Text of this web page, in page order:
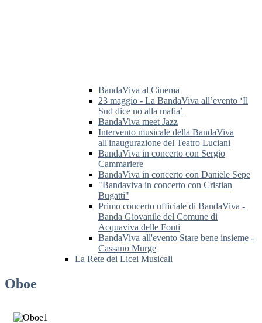
BandaViva al Cinema
23 maggio - La BandaViva all’evento ‘Il
Sud dice no alla mafia’
BandaViva meet Jazz
Intervento musicale della BandaViva
all'inaugurazione del Teatro Luciani
BandaViva in concerto con Sergio
Cammariere
BandaViva in concerto con Daniele Sepe
"Bandaviva in concerto con Cristian
Bugatti"
Primo concerto ufficiale di BandaViva -
Banda Giovanile del Comune di
Acquaviva delle Fonti
BandaViva all'evento Stare bene insieme -
Cassano Murge
La Rete dei Licei Musicali
Oboe